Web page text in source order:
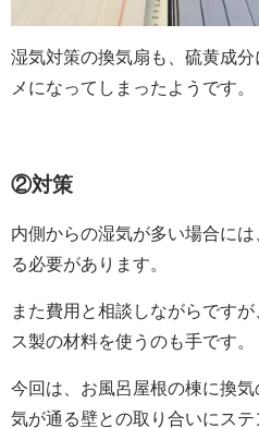
湿気対策の換気扇も、硫黄成
メになってしまったようです。
②対策
内側からの湿気が多い場合に
る必要があります。
また費用と相談しながらです
ス製の材料を使うのも手です。
今回は、お風呂屋根の棟に換
気が通る壁との取り合いにス